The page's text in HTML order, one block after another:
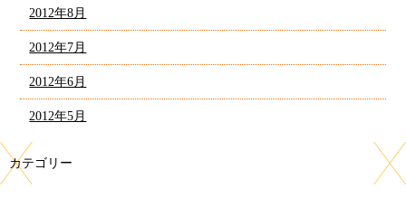
2012年8月
2012年7月
2012年6月
2012年5月
カテゴリー